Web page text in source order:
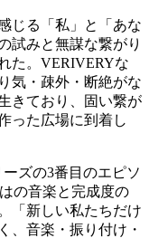
じる「私」と「あな
試みと無謀な繋がり
た。VERIVERYな
気・疎外・断絶がな
きており、固い繋が
った広場に到着し
ズの3番目のエピソ
の音楽と完成度の
「新しい私たちだけ
、音楽・振り付け・